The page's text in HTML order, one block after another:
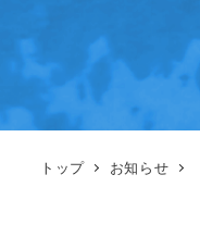
トップ お知らせ